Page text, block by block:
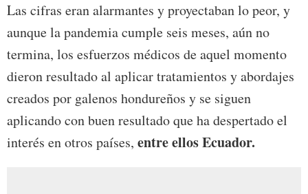
Las cifras eran alarmantes y proyectaban lo peor, y
aunque la pandemia cumple seis meses, aún no
termina, los esfuerzos médicos de aquel momento
dieron resultado al aplicar tratamientos y abordajes
creados por galenos hondureños y se siguen
aplicando con buen resultado que ha despertado el
interés en otros países, entre ellos Ecuador.